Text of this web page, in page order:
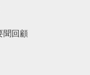
聞回顧